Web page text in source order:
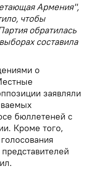
Армения",
чтобы
обратилась
составила
о
заявляли
бюллетеней с
Кроме того,